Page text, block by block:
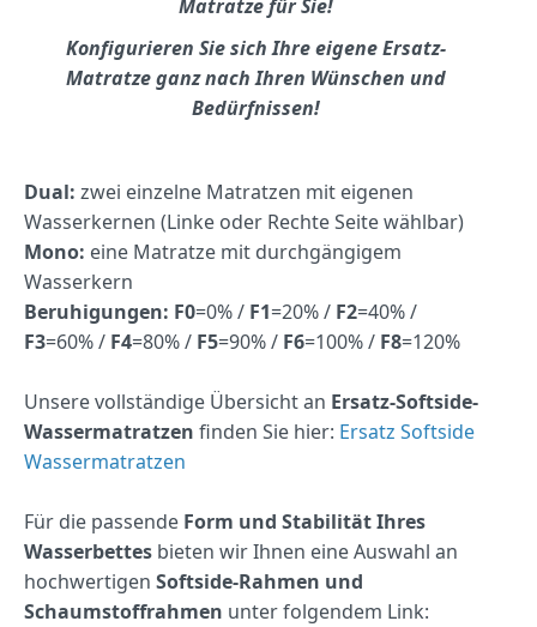
Matratze für Sie!
Konfigurieren Sie sich Ihre eigene Ersatz-
Matratze ganz nach Ihren Wünschen und
Bedürfnissen!
Dual: zwei einzelne Matratzen mit eigenen
Wasserkernen (Linke oder Rechte Seite wählbar)
Mono: eine Matratze mit durchgängigem
Wasserkern
Beruhigungen: F0=0% / F1=20% / F2=40% /
F3=60% / F4=80% / F5=90% / F6=100% / F8=120%
Unsere vollständige Übersicht an Ersatz-Softside-
Wassermatratzen finden Sie hier: Ersatz Softside
Wassermatratzen
Für die passende Form und Stabilität Ihres
Wasserbettes bieten wir Ihnen eine Auswahl an
hochwertigen Softside-Rahmen und
Schaumstoffrahmen unter folgendem Link: